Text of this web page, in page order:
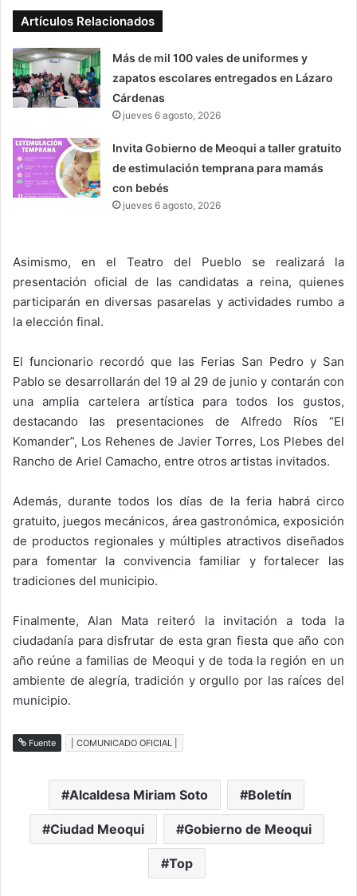
Artículos Relacionados
Más de mil 100 vales de uniformes y
zapatos escolares entregados en Lázaro
Cárdenas
jueves 6 agosto, 2026
Invita Gobierno de Meoqui a taller gratuito
de estimulación temprana para mamás
con bebés
jueves 6 agosto, 2026
Asimismo, en el Teatro del Pueblo se realizará la
presentación oficial de las candidatas a reina, quienes
participarán en diversas pasarelas y actividades rumbo a
la elección final.
El funcionario recordó que las Ferias San Pedro y San
Pablo se desarrollarán del 19 al 29 de junio y contarán con
una amplia cartelera artística para todos los gustos,
destacando las presentaciones de Alfredo Ríos “El
Komander”, Los Rehenes de Javier Torres, Los Plebes del
Rancho de Ariel Camacho, entre otros artistas invitados.
Además, durante todos los días de la feria habrá circo
gratuito, juegos mecánicos, área gastronómica, exposición
de productos regionales y múltiples atractivos diseñados
para fomentar la convivencia familiar y fortalecer las
tradiciones del municipio.
Finalmente, Alan Mata reiteró la invitación a toda la
ciudadanía para disfrutar de esta gran fiesta que año con
año reúne a familias de Meoqui y de toda la región en un
ambiente de alegría, tradición y orgullo por las raíces del
municipio.
Fuente | COMUNICADO OFICIAL |
Alcaldesa Miriam Soto Boletín
Ciudad Meoqui Gobierno de Meoqui
Top